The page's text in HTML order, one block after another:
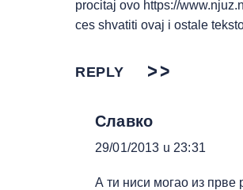
procitaj ovo https://
ces shvatiti ovaj i ostale
REPLY
Славко
29/01/2013 u 23:31
А ти ниси могао из прве